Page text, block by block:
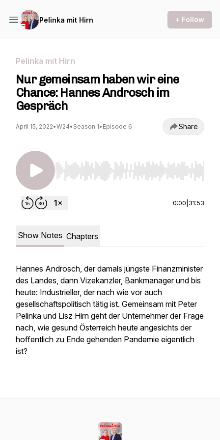
Pelinka mit Hirn + Follow
Pelinka mit Hirn
Nur gemeinsam haben wir eine
Chance: Hannes Androsch im
Gespräch
April 15, 2022•W24• Season 1• Episode 6 Share
Use Left/Right to seek, Home/End to jump to
0:00 31:53
Show Notes Chapters
Hannes Androsch, der damals jüngste Finanzminister
des Landes, dann Vizekanzler, Bankmanager und bis
heute: Industrieller, der nach wie vor auch
gesellschaftspolitisch tätig ist. Gemeinsam mit Peter
Pelinka und Lisz Hirn geht der Unternehmer der Frage
nach, wie gesund Österreich heute angesichts der
hoffentlich zu Ende gehenden Pandemie eigentlich
ist?